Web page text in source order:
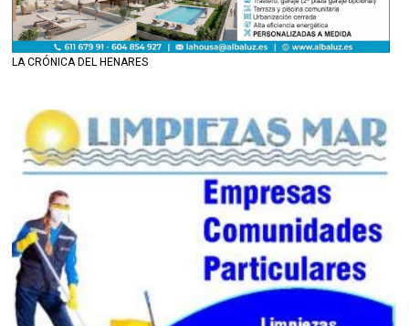
LA CRÓNICA DEL HENARES